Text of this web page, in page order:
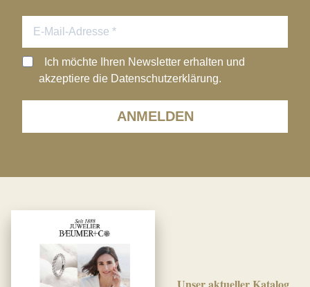
ANMELDEN
Ich möchte Ihren Newsletter erhalten und
akzeptiere die Datenschutzerklärung.
Unser aktueller Katalog